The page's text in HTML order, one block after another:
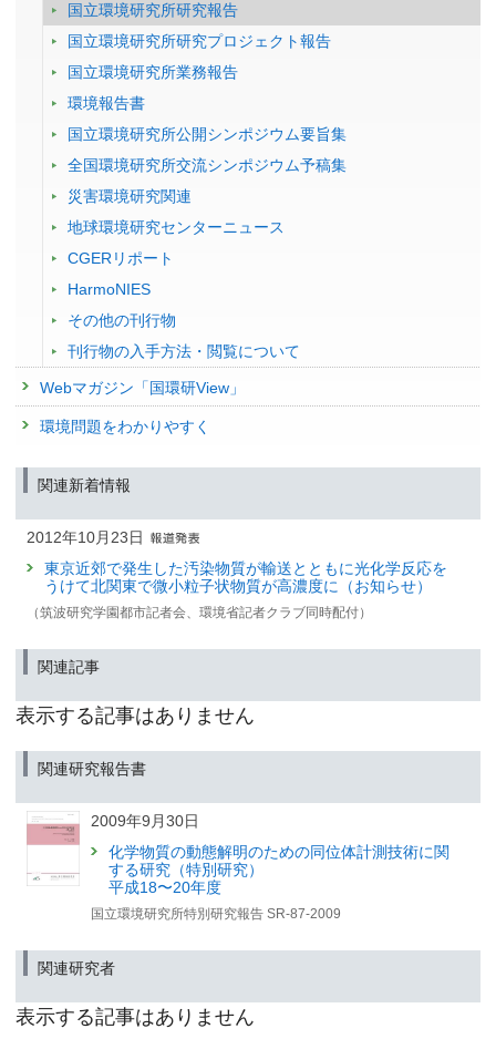
国立環境研究所研究報告
国立環境研究所研究プロジェクト報告
国立環境研究所業務報告
環境報告書
国立環境研究所公開シンポジウム要旨集
全国環境研究所交流シンポジウム予稿集
災害環境研究関連
地球環境研究センターニュース
CGERリポート
HarmoNIES
その他の刊行物
刊行物の入手方法・閲覧について
Webマガジン「国環研View」
環境問題をわかりやすく
関連新着情報
2012年10月23日
東京近郊で発生した汚染物質が輸送とともに光化学反応を
うけて北関東で微小粒子状物質が高濃度に（お知らせ）
（筑波研究学園都市記者会、環境省記者クラブ同時配付）
関連記事
表示する記事はありません
関連研究報告書
2009年9月30日
化学物質の動態解明のための同位体計測技術に関
する研究（特別研究）
平成18〜20年度
国立環境研究所特別研究報告 SR-87-2009
関連研究者
表示する記事はありません